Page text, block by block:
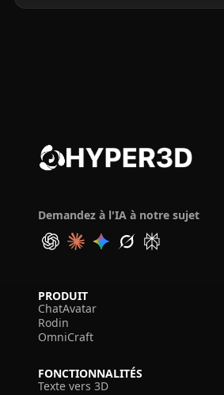
Demandez à l'IA à notre sujet
PRODUIT
ChatAvatar
Rodin
OmniCraft
FONCTIONNALITÉS
Texte vers 3D